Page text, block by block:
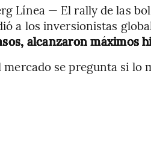
Línea — El rally de las
a los inversionistas
alcanzaron máximos
mercado se pregunta si lo